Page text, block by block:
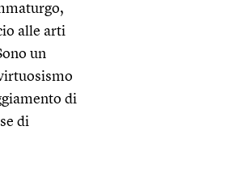
alle arti
un
di
di